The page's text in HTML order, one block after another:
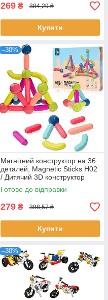
269 ₴ 384,29 ₴
Купити
–30%
Магнітний конструктор на 36
деталей, Magnetic Sticks H02
/ Дитячий 3D конструктор
кольорові палички та кульки
Готово до відправки
279 ₴ 398,57 ₴
Купити
–30%